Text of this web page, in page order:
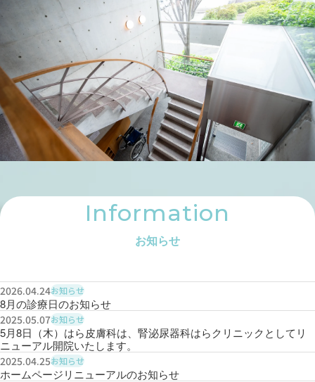
Information
お知らせ
2026.04.24お知らせ
8月の診療日のお知らせ
2025.05.07お知らせ
5月8日（木）はら皮膚科は、腎泌尿器科はらクリニックとしてリ
ニューアル開院いたします。
2025.04.25お知らせ
ホームページリニューアルのお知らせ